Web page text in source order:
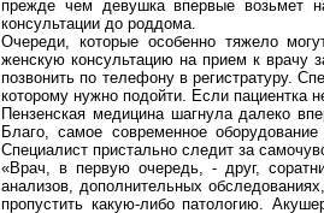
прежде чем девушка впервые возьмет
консультации до роддома.
Очереди, которые особенно тяжело
женскую консультацию на прием к врачу
позвонить по телефону в регистратуру.
которому нужно подойти. Если пациентка
Пензенская медицина шагнула далеко
Благо, самое современное
Специалист пристально следит за
«Врач, в первую очередь, - друг,
анализов, дополнительных
пропустить какую-либо патологию.